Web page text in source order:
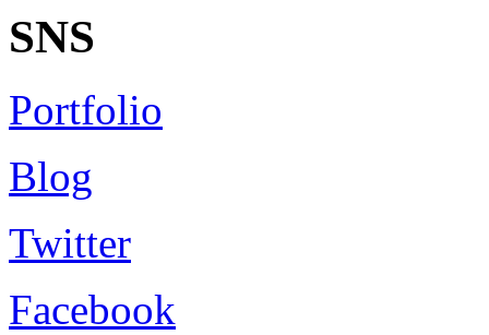
SNS
Portfolio
Blog
Twitter
Facebook